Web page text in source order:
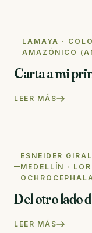
LAMAYA ·
AMAZÓNICO
Carta a mi
LEER MÁS
ESNEIDER
MEDELLÍN ·
Del otro lado
LEER MÁS